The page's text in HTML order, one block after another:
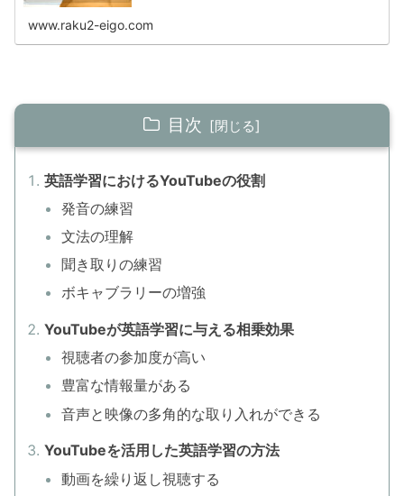
www.raku2-eigo.com
目次
英語学習におけるYouTubeの役割
発音の練習
文法の理解
聞き取りの練習
ボキャブラリーの増強
YouTubeが英語学習に与える相乗効果
視聴者の参加度が高い
豊富な情報量がある
音声と映像の多角的な取り入れができる
YouTubeを活用した英語学習の方法
動画を繰り返し視聴する